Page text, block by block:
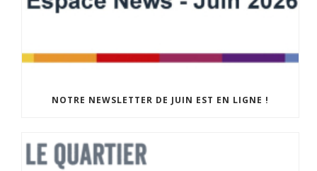
NOTRE NEWSLETTER DE JUIN EST EN LIGNE !